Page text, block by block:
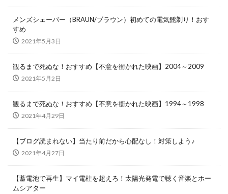
メンズシェーバー（BRAUN/ブラウン）初めての電気髭剃り！おす
すめ
2021年5月3日
観るまで死ぬな！おすすめ【不意を衝かれた映画】2004～2009
2021年5月2日
観るまで死ぬな！おすすめ【不意を衝かれた映画】1994～1998
2021年4月29日
【ブログ読まれない】当たり前だから心配なし！対策しよう♪
2021年4月27日
【蓄電池で再生】マイ電柱を超えろ！太陽光発電で聴く音楽とホー
ムシアター